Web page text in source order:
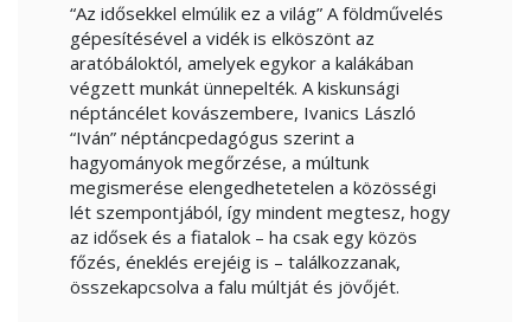
“Az idősekkel elmúlik ez a világ” A földművelés
gépesítésével a vidék is elköszönt az
aratóbáloktól, amelyek egykor a kalákában
végzett munkát ünnepelték. A kiskunsági
néptáncélet kovászembere, Ivanics László
“Iván” néptáncpedagógus szerint a
hagyományok megőrzése, a múltunk
megismerése elengedhetetelen a közösségi
lét szempontjából, így mindent megtesz, hogy
az idősek és a fiatalok – ha csak egy közös
főzés, éneklés erejéig is – találkozzanak,
összekapcsolva a falu múltját és jövőjét.